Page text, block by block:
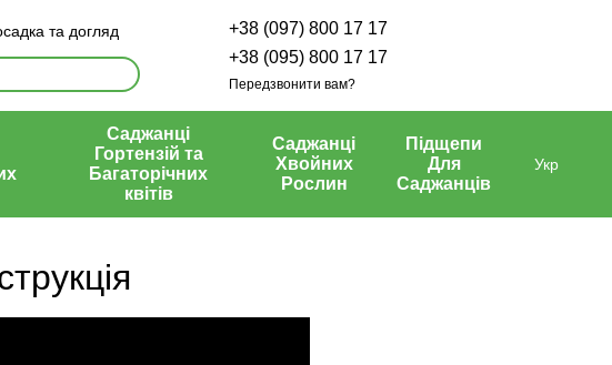
та догляд
+38 (097) 800 17 17
+38 (095) 800 17 17
Передзвонити вам?
Саджанці
Гортензій та
Багаторічних
квітів
Саджанці
Хвойних
Рослин
Підщепи
Для
Саджанців
Укр